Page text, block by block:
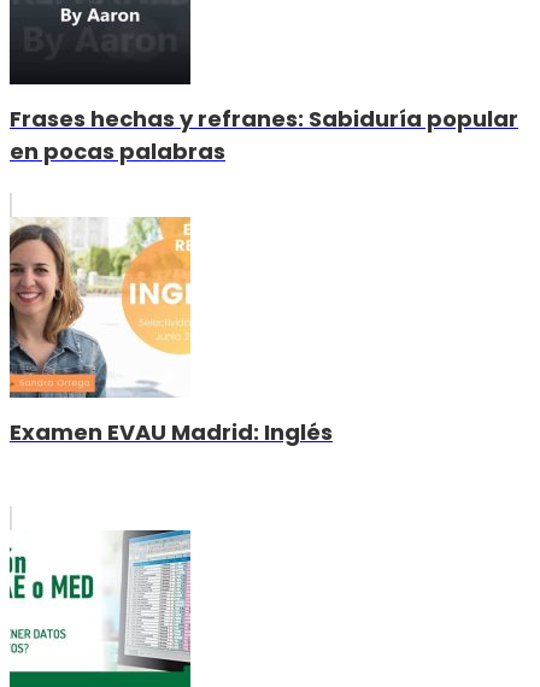
Frases hechas y refranes: Sabiduría popular
en pocas palabras
Examen EVAU Madrid: Inglés